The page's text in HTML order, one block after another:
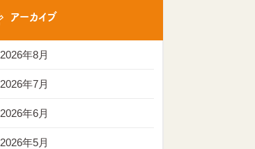
アーカイブ
2026年8月
2026年7月
2026年6月
2026年5月